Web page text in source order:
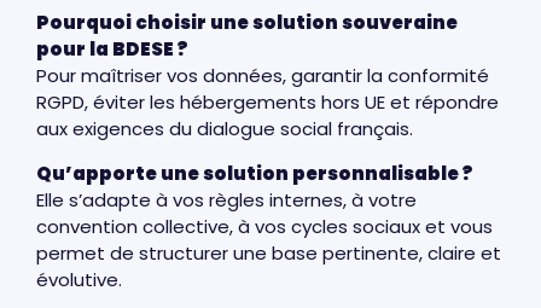
Pourquoi choisir une solution souveraine
pour la BDESE ?
Pour maîtriser vos données, garantir la conformité
RGPD, éviter les hébergements hors UE et répondre
aux exigences du dialogue social français.
Qu’apporte une solution personnalisable ?
Elle s’adapte à vos règles internes, à votre
convention collective, à vos cycles sociaux et vous
permet de structurer une base pertinente, claire et
évolutive.